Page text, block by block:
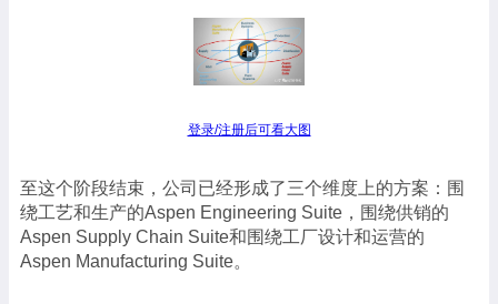
登录/注册后可看大图
至这个阶段结束，公司已经形成了三个维度上的方案：围
绕工艺和生产的Aspen Engineering Suite，围绕供销的
Aspen Supply Chain Suite和围绕工厂设计和运营的
Aspen Manufacturing Suite。